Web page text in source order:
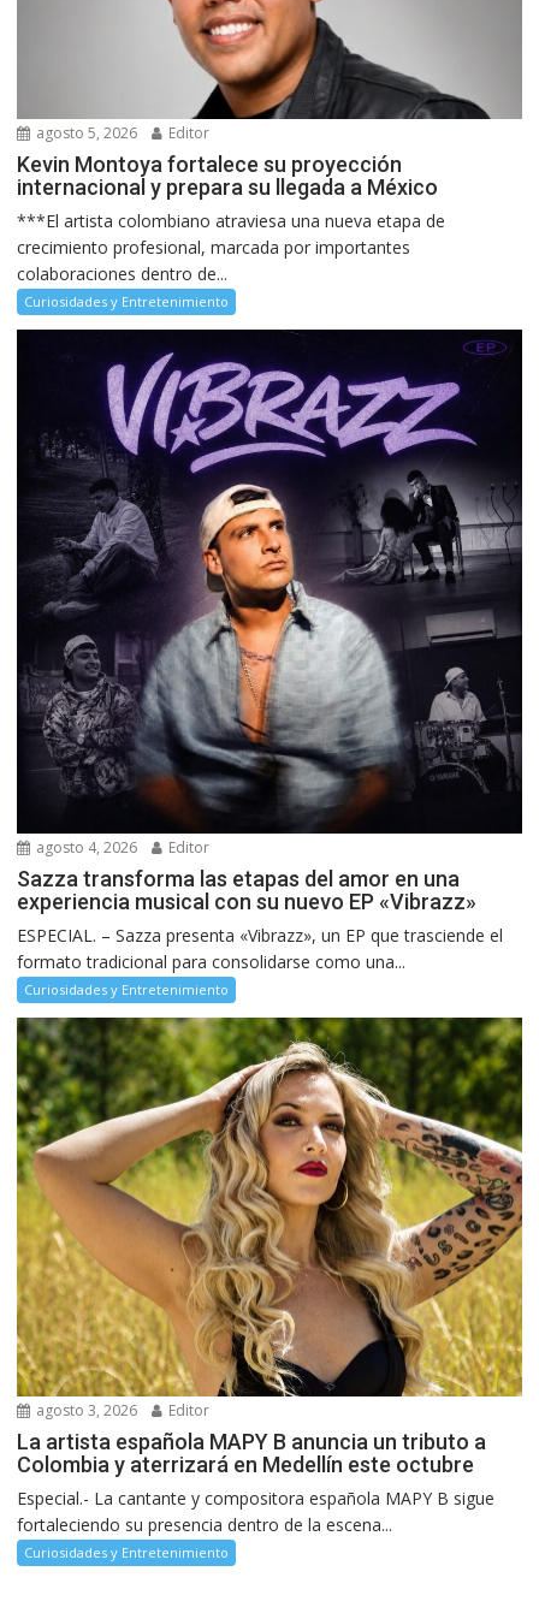
agosto 5, 2026 Editor
Kevin Montoya fortalece su proyección
internacional y prepara su llegada a México
***El artista colombiano atraviesa una nueva etapa de
crecimiento profesional, marcada por importantes
colaboraciones dentro de...
Curiosidades y Entretenimiento
agosto 4, 2026 Editor
Sazza transforma las etapas del amor en una
experiencia musical con su nuevo EP «Vibrazz»
ESPECIAL. – Sazza presenta «Vibrazz», un EP que trasciende el
formato tradicional para consolidarse como una...
Curiosidades y Entretenimiento
agosto 3, 2026 Editor
La artista española MAPY B anuncia un tributo a
Colombia y aterrizará en Medellín este octubre
Especial.- La cantante y compositora española MAPY B sigue
fortaleciendo su presencia dentro de la escena...
Curiosidades y Entretenimiento